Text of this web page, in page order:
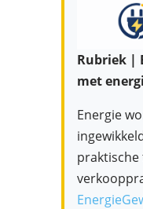
Rubriek |
met
Energie